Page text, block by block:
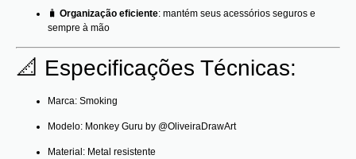
🧳 Organização eficiente: mantém seus acessórios seguros e
sempre à mão
📐 Especificações Técnicas:
Marca: Smoking
Modelo: Monkey Guru by @OliveiraDrawArt
Material: Metal resistente